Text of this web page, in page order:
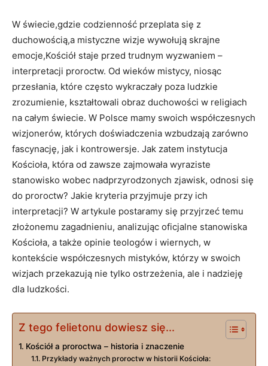
W świecie,gdzie ⁤codzienność przeplata się z
duchowością,a mistyczne ​wizje wywołują skrajne ​
emocje,Kościół ⁤staje przed trudnym wyzwaniem –
interpretacji proroctw. Od wieków⁢ mistycy, niosąc
przesłania, które często wykraczały poza ludzkie
zrozumienie,⁣ kształtowali‍ obraz duchowości​ w religiach
na całym ‌świecie. W Polsce mamy swoich współczesnych
wizjonerów, których doświadczenia wzbudzają zarówno⁢
fascynację, jak i kontrowersje. ⁢Jak zatem instytucja
Kościoła, która od zawsze zajmowała wyraziste
stanowisko wobec nadprzyrodzonych zjawisk, odnosi się
do proroctw? Jakie kryteria przyjmuje przy ich
interpretacji? W ​artykule postaramy‌ się przyjrzeć temu⁤
złożonemu‌ zagadnieniu, analizując oficjalne ‍stanowiska
Kościoła,⁣ a także opinie ‍teologów i wiernych, w
kontekście współczesnych mistyków, którzy w swoich⁤
wizjach⁤ przekazują nie tylko ostrzeżenia, ale i nadzieję​
dla ludzkości.
Z tego felietonu dowiesz się...
Kościół a proroctwa – historia i ‌znaczenie
Przykłady ważnych proroctw w historii Kościoła: